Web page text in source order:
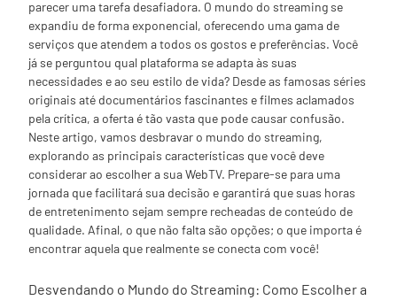
parecer uma tarefa desafiadora. O mundo do streaming se
expandiu de forma exponencial, oferecendo uma gama de
serviços que atendem a todos os gostos e preferências. Você
já se perguntou qual plataforma se adapta às suas
necessidades e ao seu estilo de vida? Desde as famosas séries
originais até documentários fascinantes e filmes aclamados
pela crítica, a oferta é tão vasta que pode causar confusão.
Neste artigo, vamos desbravar o mundo do streaming,
explorando as principais características que você deve
considerar ao escolher a sua WebTV. Prepare-se para uma
jornada que facilitará sua decisão e garantirá que suas horas
de entretenimento sejam sempre recheadas de conteúdo de
qualidade. Afinal, o que não falta são opções; o que importa é
encontrar aquela que realmente se conecta com você!
Desvendando o Mundo do Streaming: Como Escolher a